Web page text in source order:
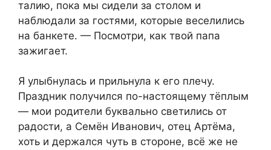
талию, пока мы сидели за столом и
наблюдали за гостями, которые веселились
на банкете. — Посмотри, как твой папа
зажигает.
Я улыбнулась и прильнула к его плечу.
Праздник получился по-настоящему тёплым
— мои родители буквально светились от
радости, а Семён Иванович, отец Артёма,
хоть и держался чуть в стороне, всё же не